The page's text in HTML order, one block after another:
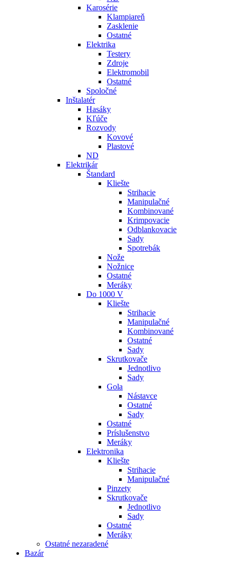
Karosérie
Klampiareň
Zasklenie
Ostatné
Elektrika
Testery
Zdroje
Elektromobil
Ostatné
Spoločné
Inštalatér
Hasáky
Kľúče
Rozvody
Kovové
Plastové
ND
Elektrikár
Štandard
Kliešte
Strihacie
Manipulačné
Kombinované
Krimpovacie
Odblankovacie
Sady
Spotrebák
Nože
Nožnice
Ostatné
Meráky
Do 1000 V
Kliešte
Strihacie
Manipulačné
Kombinované
Ostatné
Sady
Skrutkovače
Jednotlivo
Sady
Gola
Nástavce
Ostatné
Sady
Ostatné
Príslušenstvo
Meráky
Elektronika
Kliešte
Strihacie
Manipulačné
Pinzety
Skrutkovače
Jednotlivo
Sady
Ostatné
Meráky
Ostatné nezaradené
Bazár